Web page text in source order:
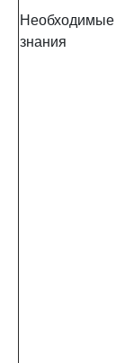
Необходимые
знания